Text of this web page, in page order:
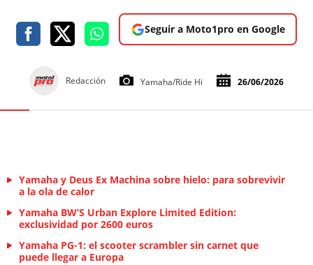
Seguir a Moto1pro en Google
Redacción Yamaha/Ride Hi 26/06/2026
Yamaha y Deus Ex Machina sobre hielo: para sobrevivir
a la ola de calor
Yamaha BW’S Urban Explore Limited Edition:
exclusividad por 2600 euros
Yamaha PG-1: el scooter scrambler sin carnet que
puede llegar a Europa